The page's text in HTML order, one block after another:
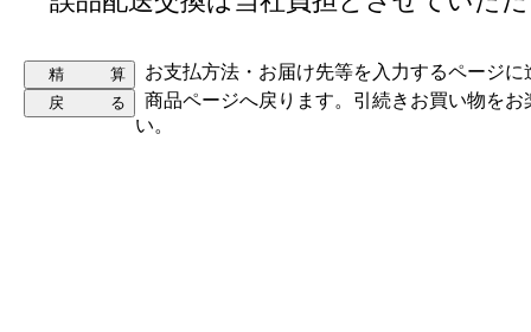
お支払方法・お届け先等を入力するページに
商品ページへ戻ります。引続きお買い物をお
い。